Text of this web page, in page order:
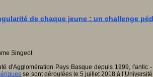
de chaque jeune : un challenge
d'Agglomération Pays Basque depuis 1999,
se sont déroulées le 5 juillet 2018 à